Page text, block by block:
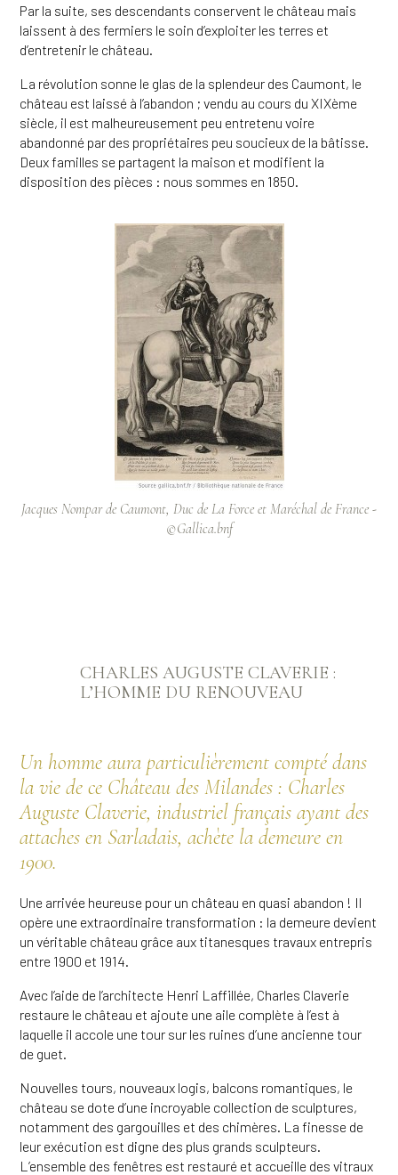
Par la suite, ses descendants conservent le château mais
laissent à des fermiers le soin d’exploiter les terres et
d’entretenir le château.
La révolution sonne le glas de la splendeur des Caumont, le
château est laissé à l’abandon ; vendu au cours du XIXème
siècle, il est malheureusement peu entretenu voire
abandonné par des propriétaires peu soucieux de la bâtisse.
Deux familles se partagent la maison et modifient la
disposition des pièces : nous sommes en 1850.
Jacques Nompar de Caumont, Duc de La Force et Maréchal de France -
©Gallica.bnf
CHARLES AUGUSTE CLAVERIE :
L’HOMME DU RENOUVEAU
Un homme aura particulièrement compté dans
la vie de ce Château des Milandes : Charles
Auguste Claverie, industriel français ayant des
attaches en Sarladais, achète la demeure en
1900.
Une arrivée heureuse pour un château en quasi abandon ! Il
opère une extraordinaire transformation : la demeure devient
un véritable château grâce aux titanesques travaux entrepris
entre 1900 et 1914.
Avec l’aide de l’architecte Henri Laffillée, Charles Claverie
restaure le château et ajoute une aile complète à l’est à
laquelle il accole une tour sur les ruines d’une ancienne tour
de guet.
Nouvelles tours, nouveaux logis, balcons romantiques, le
château se dote d’une incroyable collection de sculptures,
notamment des gargouilles et des chimères. La finesse de
leur exécution est digne des plus grands sculpteurs.
L’ensemble des fenêtres est restauré et accueille des vitraux